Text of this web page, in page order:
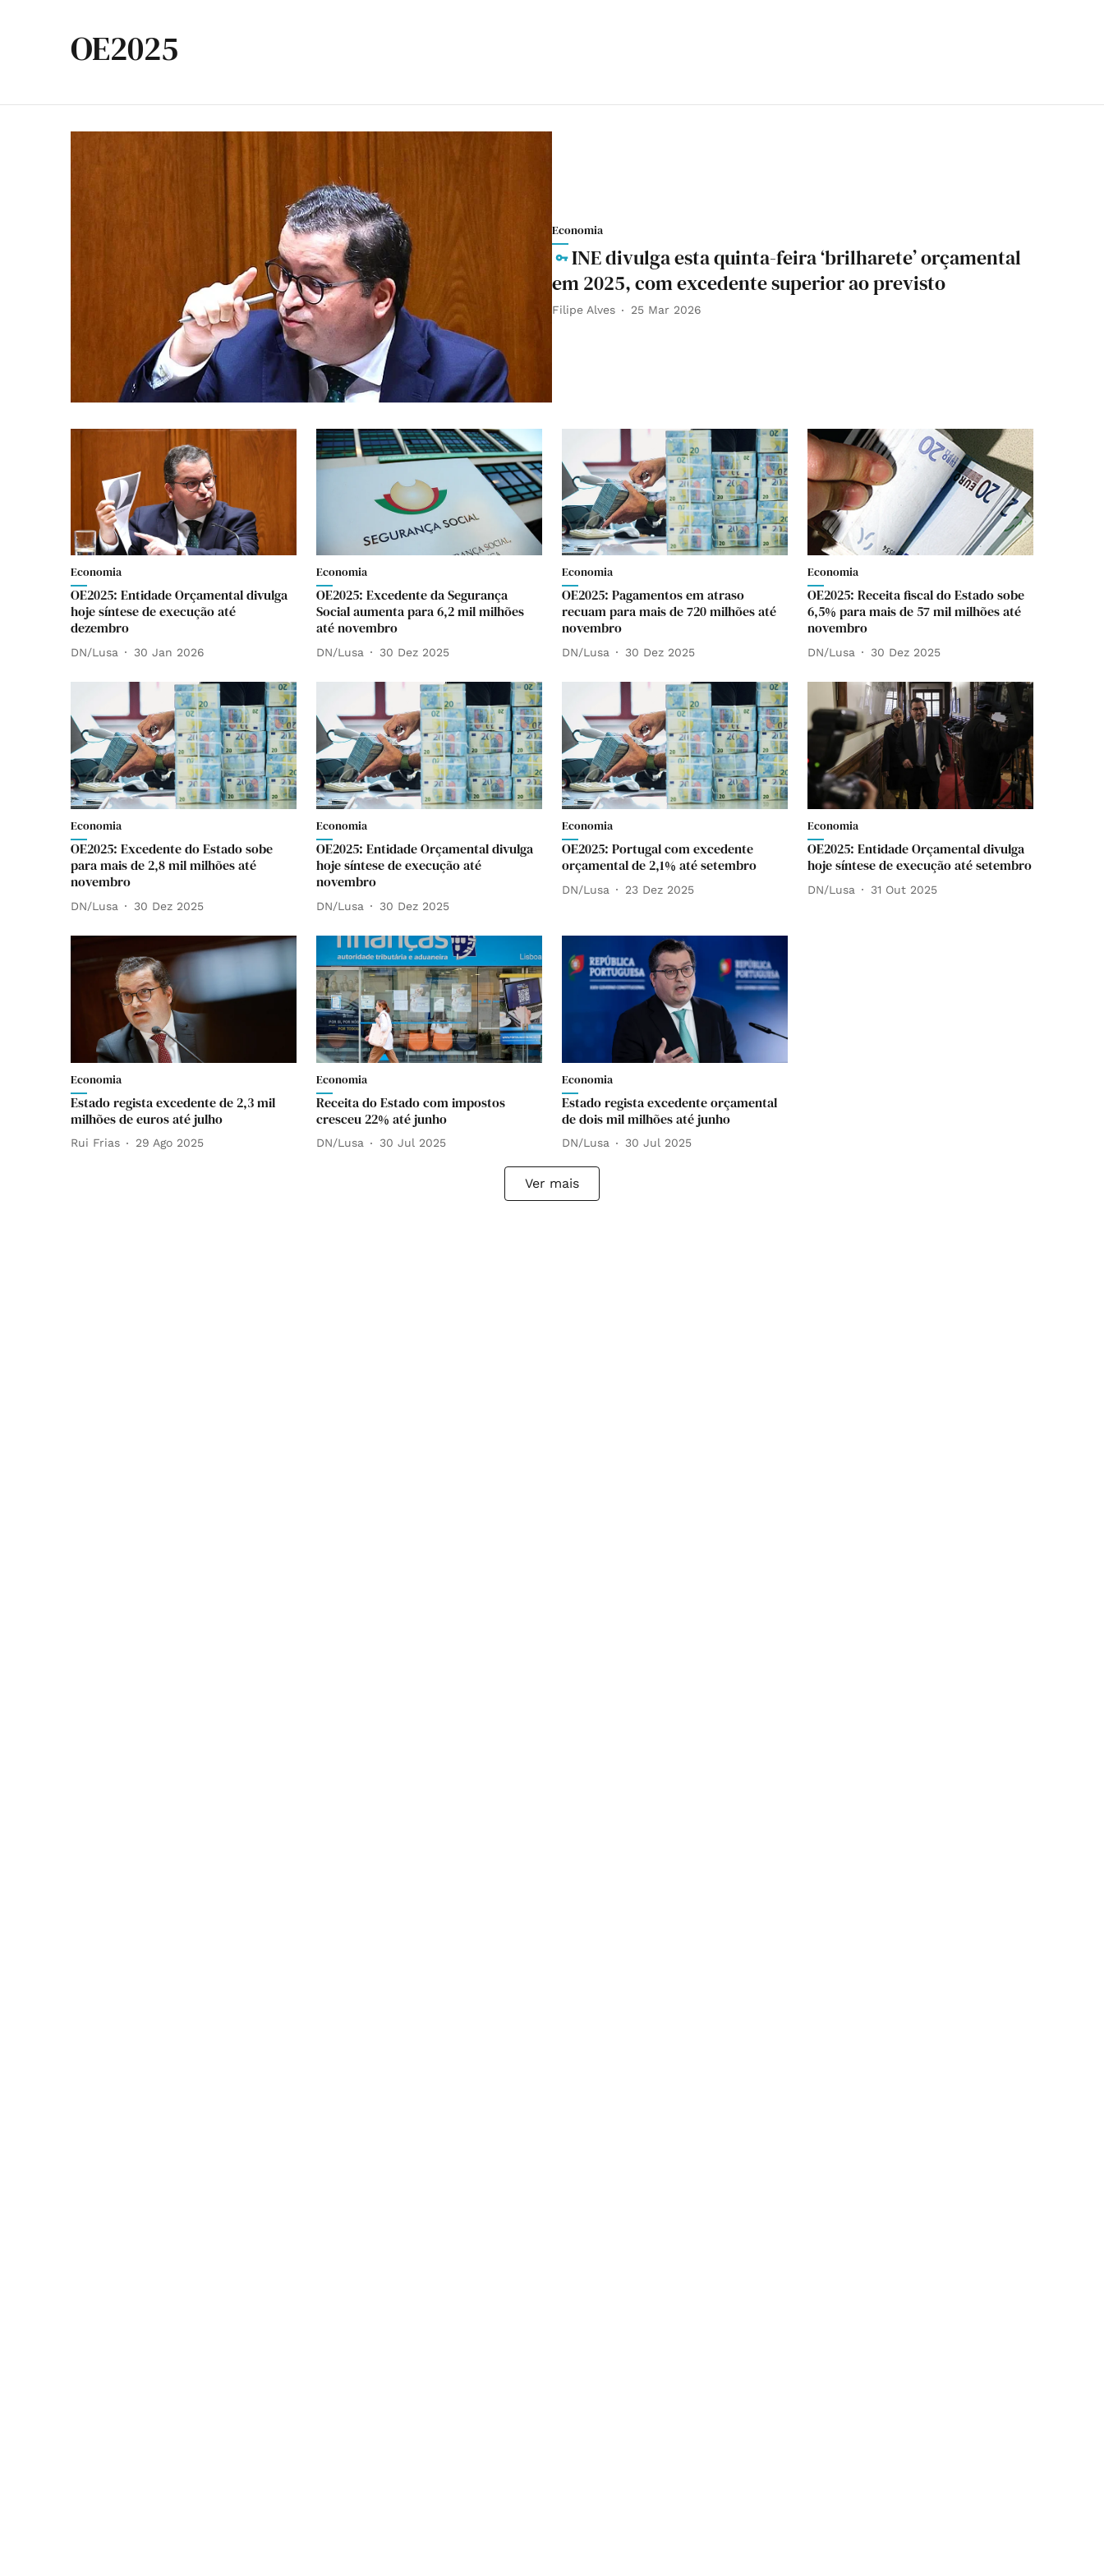
OE2025
Economia
INE divulga esta quinta-feira ‘brilharete’ orçamental
em 2025, com excedente superior ao previsto
Filipe Alves 25 Mar 2026
Economia
OE2025: Entidade Orçamental divulga
hoje síntese de execução até
dezembro
DN/Lusa 30 Jan 2026
Economia
OE2025: Excedente da Segurança
Social aumenta para 6,2 mil milhões
até novembro
DN/Lusa 30 Dez 2025
Economia
OE2025: Pagamentos em atraso
recuam para mais de 720 milhões até
novembro
DN/Lusa 30 Dez 2025
Economia
OE2025: Receita fiscal do Estado sobe
6,5% para mais de 57 mil milhões até
novembro
DN/Lusa 30 Dez 2025
Economia
OE2025: Excedente do Estado sobe
para mais de 2,8 mil milhões até
novembro
DN/Lusa 30 Dez 2025
Economia
OE2025: Entidade Orçamental divulga
hoje síntese de execução até
novembro
DN/Lusa 30 Dez 2025
Economia
OE2025: Portugal com excedente
orçamental de 2,1% até setembro
DN/Lusa 23 Dez 2025
Economia
OE2025: Entidade Orçamental divulga
hoje síntese de execução até setembro
DN/Lusa 31 Out 2025
Economia
Estado regista excedente de 2,3 mil
milhões de euros até julho
Rui Frias 29 Ago 2025
Economia
Receita do Estado com impostos
cresceu 22% até junho
DN/Lusa 30 Jul 2025
Economia
Estado regista excedente orçamental
de dois mil milhões até junho
DN/Lusa 30 Jul 2025
Ver mais